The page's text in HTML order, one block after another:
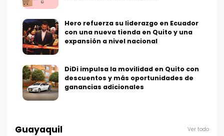
Hero refuerza su liderazgo en Ecuador
con una nueva tienda en Quito y una
expansión a nivel nacional
DiDi impulsa la movilidad en Quito con
descuentos y más oportunidades de
ganancias adicionales
Guayaquil Ver todo